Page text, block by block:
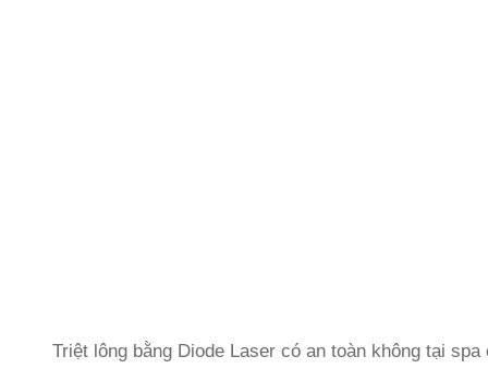
Triệt lông bằng Diode Laser có an toàn không tại spa